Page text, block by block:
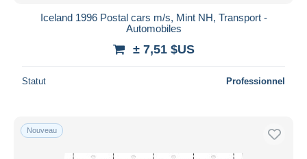
Iceland 1996 Postal cars m/s, Mint NH, Transport -
Automobiles
± 7,51 $US
Statut Professionnel
Nouveau